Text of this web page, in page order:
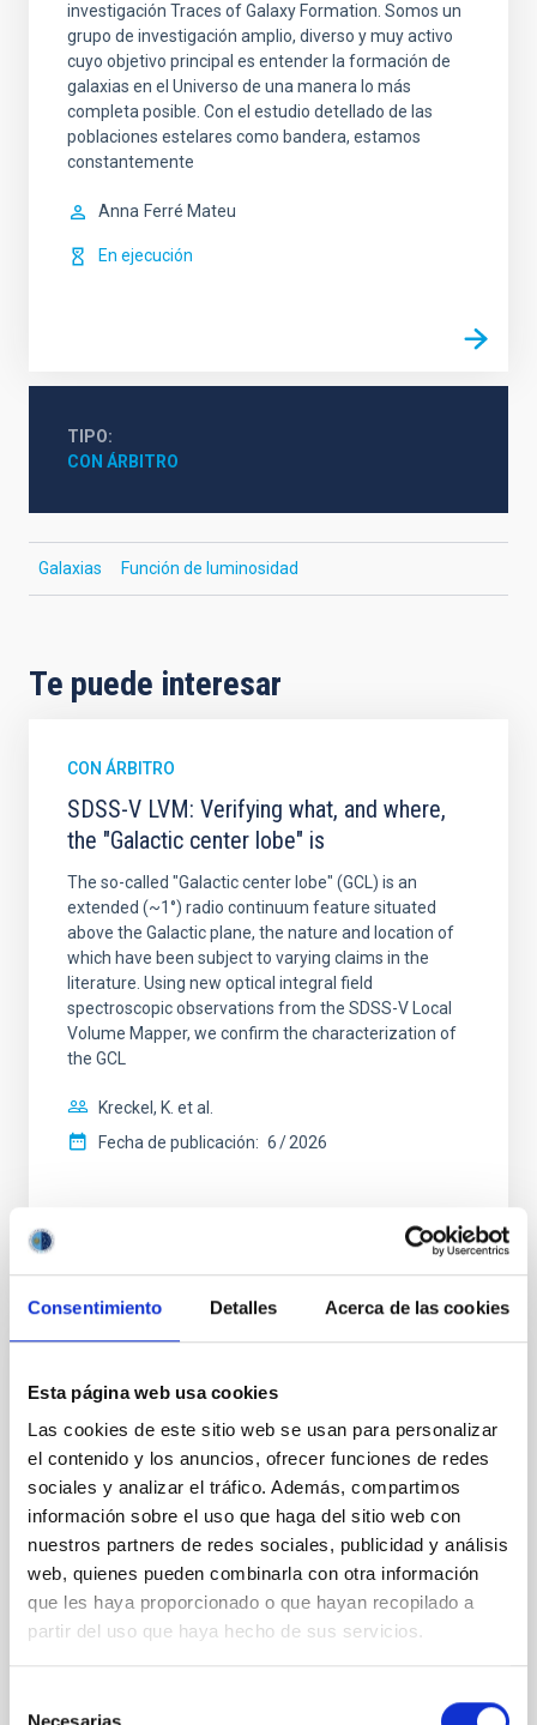
Consentimiento Detalles Acerca de las cookies
Esta página web usa cookies
Las cookies de este sitio web se usan para personalizar
el contenido y los anuncios, ofrecer funciones de redes
sociales y analizar el tráfico. Además, compartimos
información sobre el uso que haga del sitio web con
nuestros partners de redes sociales, publicidad y análisis
web, quienes pueden combinarla con otra información
que les haya proporcionado o que hayan recopilado a
partir del uso que haya hecho de sus servicios.
Necesarias
investigación Traces of Galaxy Formation. Somos un
grupo de investigación amplio, diverso y muy activo
cuyo objetivo principal es entender la formación de
galaxias en el Universo de una manera lo más
completa posible. Con el estudio detellado de las
poblaciones estelares como bandera, estamos
constantemente
Anna Ferré Mateu
En ejecución
TIPO
CON ÁRBITRO
Galaxias Función de luminosidad
Te puede interesar
CON ÁRBITRO
SDSS-V LVM: Verifying what, and where,
the "Galactic center lobe" is
The so-called "Galactic center lobe" (GCL) is an
extended (~1°) radio continuum feature situated
above the Galactic plane, the nature and location of
which have been subject to varying claims in the
literature. Using new optical integral field
spectroscopic observations from the SDSS-V Local
Volume Mapper, we confirm the characterization of
the GCL
Kreckel, K. et al.
Fecha de publicación: 6 2026
NÚMERO DE CITAS 1
The First Systematic Survey of Stellar
Halos in High-inclination Galaxies Reveals
Unusually Quiescent Merger Histories of
Nearby Galaxies
Stellar halos are the only major stellar component of
disk galaxies that lack systematic observational
characterization, yet they encode critical information
about galaxy merger histories. We present the first